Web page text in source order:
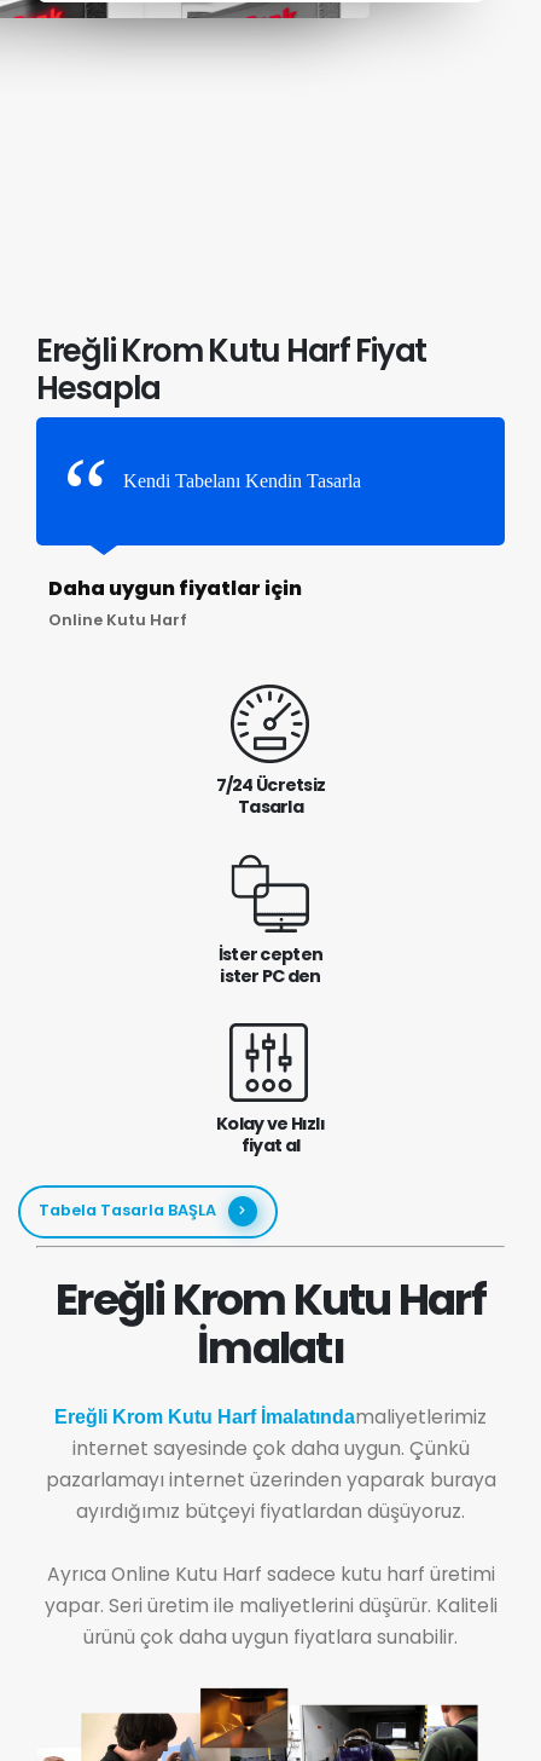
Ereğli Krom Kutu Harf Fiyat
Hesapla
Kendi Tabelanı Kendin Tasarla
Daha uygun fiyatlar için
Online Kutu Harf
7/24 Ücretsiz
Tasarla
İster cepten
ister PC den
Kolay ve Hızlı
fiyat al
Tabela Tasarla BAŞLA
Ereğli Krom Kutu Harf
İmalatı
Ereğli Krom Kutu Harf İmalatındamaliyetlerimiz
internet sayesinde çok daha uygun. Çünkü
pazarlamayı internet üzerinden yaparak buraya
ayırdığımız bütçeyi fiyatlardan düşüyoruz.
Ayrıca Online Kutu Harf sadece kutu harf üretimi
yapar. Seri üretim ile maliyetlerini düşürür. Kaliteli
ürünü çok daha uygun fiyatlara sunabilir.